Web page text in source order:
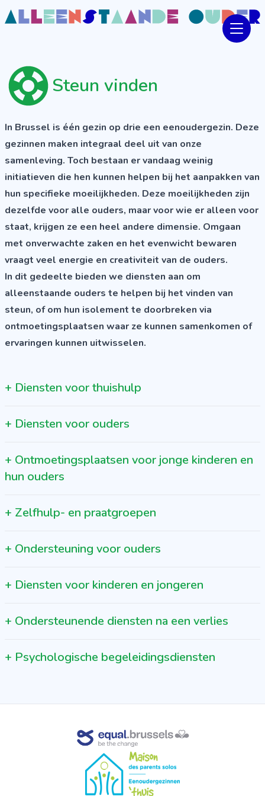
Steun vinden
In Brussel is één gezin op drie een eenoudergezin. Deze
gezinnen maken integraal deel uit van onze
samenleving. Toch bestaan er vandaag weinig
initiatieven die hen kunnen helpen bij het aanpakken van
hun specifieke moeilijkheden. Deze moeilijkheden zijn
dezelfde voor alle ouders, maar voor wie er alleen voor
staat, krijgen ze een heel andere dimensie. Omgaan
met onverwachte zaken en het evenwicht bewaren
vraagt veel energie en creativiteit van de ouders.
In dit gedeelte bieden we diensten aan om
alleenstaande ouders te helpen bij het vinden van
steun, of om hun isolement te doorbreken via
ontmoetingsplaatsen waar ze kunnen samenkomen of
ervaringen kunnen uitwisselen.
+ Diensten voor thuishulp
+ Diensten voor ouders
+ Ontmoetingsplaatsen voor jonge kinderen en
hun ouders
+ Zelfhulp- en praatgroepen
+ Ondersteuning voor ouders
+ Diensten voor kinderen en jongeren
+ Ondersteunende diensten na een verlies
+ Psychologische begeleidingsdiensten